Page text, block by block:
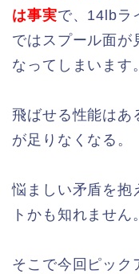
は事実で、14lbラ
ではスプール面が
なってしまいます。
飛ばせる性能はあ
が足りなくなる。
悩ましい矛盾を抱
トかも知れません。
そこで今回ピック